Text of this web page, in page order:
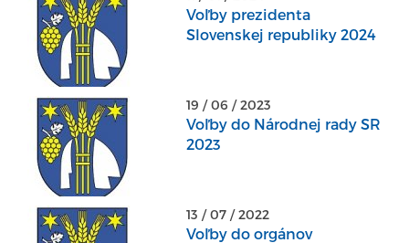
Voľby prezidenta
Slovenskej republiky 2024
19 / 06 / 2023
Voľby do Národnej rady SR
2023
13 / 07 / 2022
Voľby do orgánov